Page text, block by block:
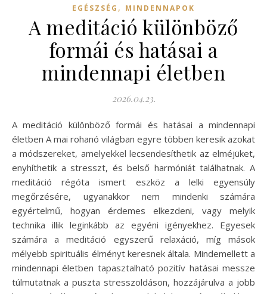
EGÉSZSÉG , MINDENNAPOK
A meditáció különböző
formái és hatásai a
mindennapi életben
2026.04.23.
A meditáció különböző formái és hatásai a mindennapi
életben A mai rohanó világban egyre többen keresik azokat
a módszereket, amelyekkel lecsendesíthetik az elméjüket,
enyhíthetik a stresszt, és belső harmóniát találhatnak. A
meditáció régóta ismert eszköz a lelki egyensúly
megőrzésére, ugyanakkor nem mindenki számára
egyértelmű, hogyan érdemes elkezdeni, vagy melyik
technika illik leginkább az egyéni igényekhez. Egyesek
számára a meditáció egyszerű relaxáció, míg mások
mélyebb spirituális élményt keresnek általa. Mindemellett a
mindennapi életben tapasztalható pozitív hatásai messze
túlmutatnak a puszta stresszoldáson, hozzájárulva a jobb